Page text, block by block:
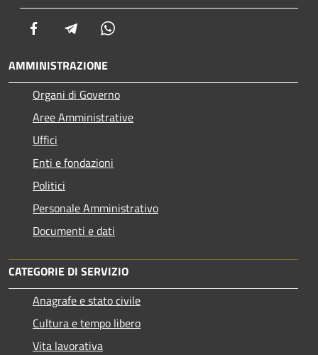
Facebook Telegram
AMMINISTRAZIONE
Organi di Governo
Aree Amministrative
Uffici
Enti e fondazioni
Politici
Personale Amministrativo
Documenti e dati
CATEGORIE DI SERVIZIO
Anagrafe e stato civile
Cultura e tempo libero
Vita lavorativa